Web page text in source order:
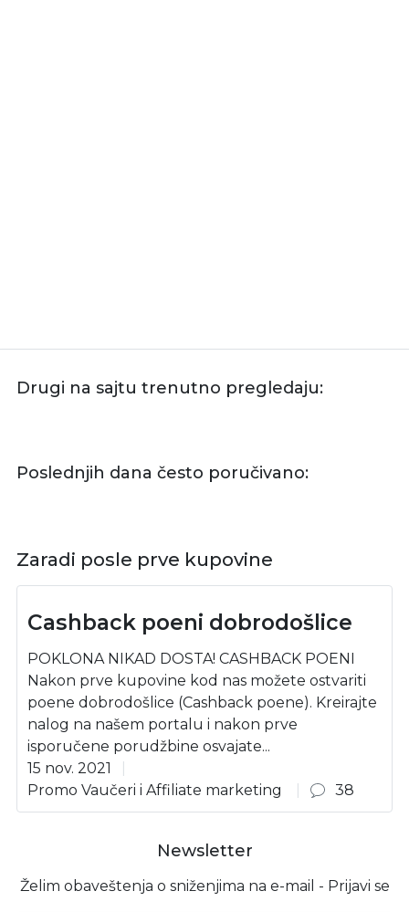
Drugi na sajtu trenutno pregledaju:
Poslednjih dana često poručivano:
Zaradi posle prve kupovine
Cashback poeni dobrodošlice
POKLONA NIKAD DOSTA! CASHBACK POENI
Nakon prve kupovine kod nas možete ostvariti
poene dobrodošlice (Cashback poene). Kreirajte
nalog na našem portalu i nakon prve
isporučene porudžbine osvajate...
15 nov. 2021
Promo Vaučeri i Affiliate marketing
38
Newsletter
Želim obaveštenja o sniženjima na e-mail - Prijavi se